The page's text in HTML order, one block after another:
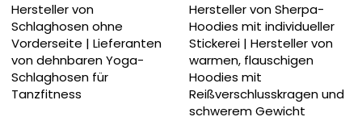
Hersteller von
Schlaghosen ohne
Vorderseite | Lieferanten
von dehnbaren Yoga-
Schlaghosen für
Tanzfitness
Hersteller von Sherpa-
Hoodies mit individueller
Stickerei | Hersteller von
warmen, flauschigen
Hoodies mit
Reißverschlusskragen und
schwerem Gewicht